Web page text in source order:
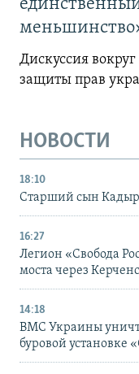
Дискуссия
защиты прав
НОВОСТИ
18:10
Старший сын
16:27
Легион «Свобода
моста через
14:18
ВМС Украины
буровой установке